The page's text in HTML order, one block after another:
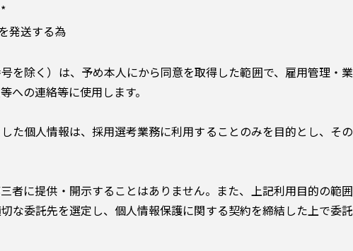
発送する為
を除く）は、予め本人にから同意を取得した範囲で、雇用管理・業
への連絡等に使用します。
た個人情報は、採用選考業務に利用することのみを目的とし、その
者に提供・開示することはありません。また、上記利用目的の範囲
な委託先を選定し、個人情報保護に関する契約を締結した上で委託